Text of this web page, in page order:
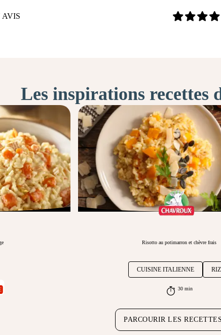
AVIS
Les inspirations recettes
Risotto au potimarron et chèvre frais
CUISINE ITALIENNE RIZ
30 min
PARCOURIR LES RECETTES